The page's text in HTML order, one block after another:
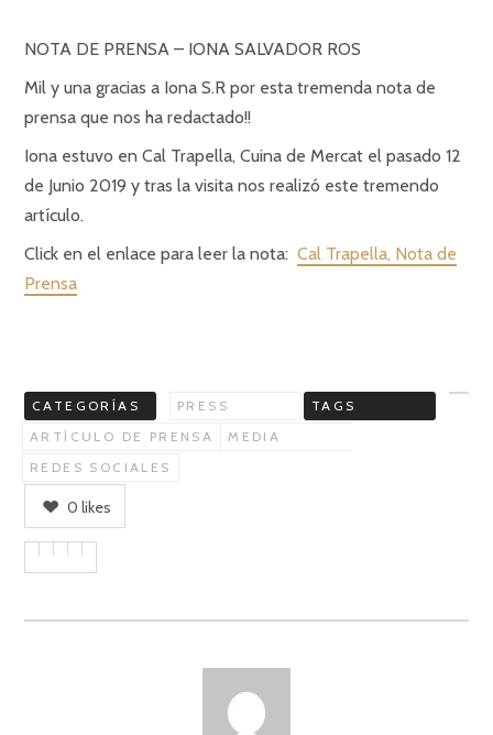
NOTA DE PRENSA – IONA SALVADOR ROS
Mil y una gracias a Iona S.R por esta tremenda nota de
prensa que nos ha redactado!!
Iona estuvo en Cal Trapella, Cuina de Mercat el pasado 12
de Junio 2019 y tras la visita nos realizó este tremendo
artículo.
Click en el enlace para leer la nota: Cal Trapella, Nota de
Prensa
CATEGORÍAS PRESS
TAGS
ARTÍCULO DE PRENSA
MEDIA
REDES SOCIALES
0 likes